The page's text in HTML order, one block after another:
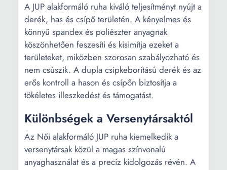
A JUP alakformáló ruha kiváló teljesítményt nyújt a
derék, has és csípő területén. A kényelmes és
könnyű spandex és poliészter anyagnak
köszönhetően feszesíti és kisimítja ezeket a
területeket, miközben szorosan szabályozható és
nem csúszik. A dupla csipkeborítású derék és az
erős kontroll a hason és csípőn biztosítja a
tökéletes illeszkedést és támogatást.
Különbségek a Versenytársaktól
Az Női alakformáló JUP ruha kiemelkedik a
versenytársak közül a magas színvonalú
anyaghasználat és a precíz kidolgozás révén. A